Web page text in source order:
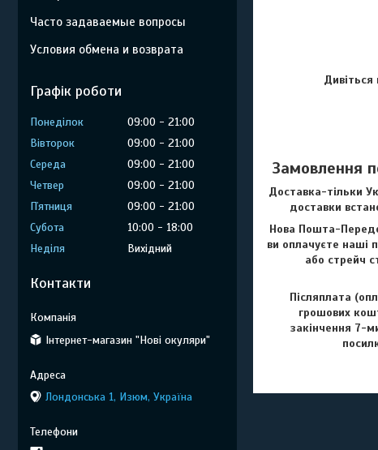
Замовлення
Доставка-тільки
доставки
Нова Пошта-
ви оплачуєте наші
або стрейч
Післяплата
грошових
закінчення 7-
Часто задаваемые вопросы
Условия обмена и возврата
Графік роботи
Понеділок 09:00
21:00
Вівторок
09:00
21:00
Середа
09:00
21:00
Четвер
09:00
21:00
Пʼятниця
09:00
21:00
Субота
10:00
18:00
Неділя
Вихідний
Контакти
Інтернет-магазин "Нові окуляри"
Лондонська 1, Изюм, Україна